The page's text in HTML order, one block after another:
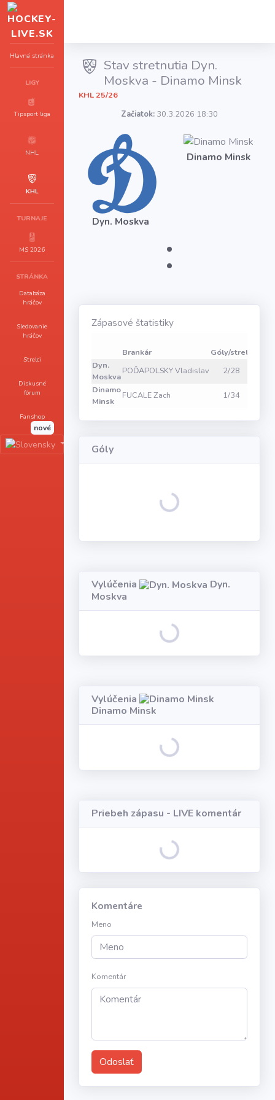
Hlavná stránka
LIGY
Tipsport liga
NHL
KHL
TURNAJE
MS 2026
STRÁNKA
Databáza
hráčov
Sledovanie
hráčov
Strelci
Diskusné
fórum
Fanshop
nové
Stav stretnutia Dyn.
Moskva - Dinamo Minsk
KHL 25/26
Začiatok: 30.3.2026 18:30
Dyn. Moskva
:
Dinamo Minsk
Zápasové štatistiky
Brankár
Góly/strely
Dyn.
Moskva
POĎAPOLSKY Vladislav 2/28
Dinamo
Minsk
FUCALE Zach 1/34
Góly
Loading...
Vylúčenia
Dyn.
Moskva
Loading...
Vylúčenia
Dinamo Minsk Loading...
Priebeh zápasu - LIVE komentár
Loading...
Komentáre
Meno
Komentár
Odoslať